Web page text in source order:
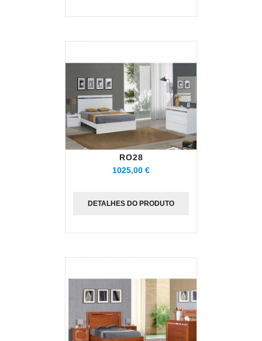
RO28
1025,00 €
DETALHES DO PRODUTO